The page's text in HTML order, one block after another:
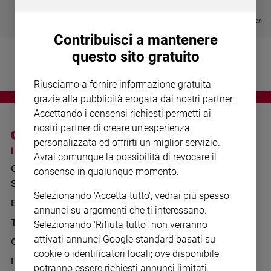
Devozione
fede
giorno
Santo
del
Società
e
valori
Visualizza tutte le collection
I SITI SAN PAOLO
GRUPPO EDITORIALE
SAN PAOLO
BENESSERE
TELENOVA
GAZZETTA D'ALBA
IL GIORNALINO
NOTE LEGALI
PRIVACY POLICY
WHISTLEBLOWING
SOCIAL
Contribuisci a mantenere
questo sito gratuito
Riusciamo a fornire informazione gratuita
grazie alla pubblicità erogata dai nostri partner.
Accettando i consensi richiesti permetti ai
nostri partner di creare un'esperienza
personalizzata ed offrirti un miglior servizio.
Avrai comunque la possibilità di revocare il
consenso in qualunque momento.
Selezionando 'Accetta tutto', vedrai più spesso
annunci su argomenti che ti interessano.
Selezionando 'Rifiuta tutto', non verranno
attivati annunci Google standard basati su
cookie o identificatori locali; ove disponibile
potranno essere richiesti annunci limitati.